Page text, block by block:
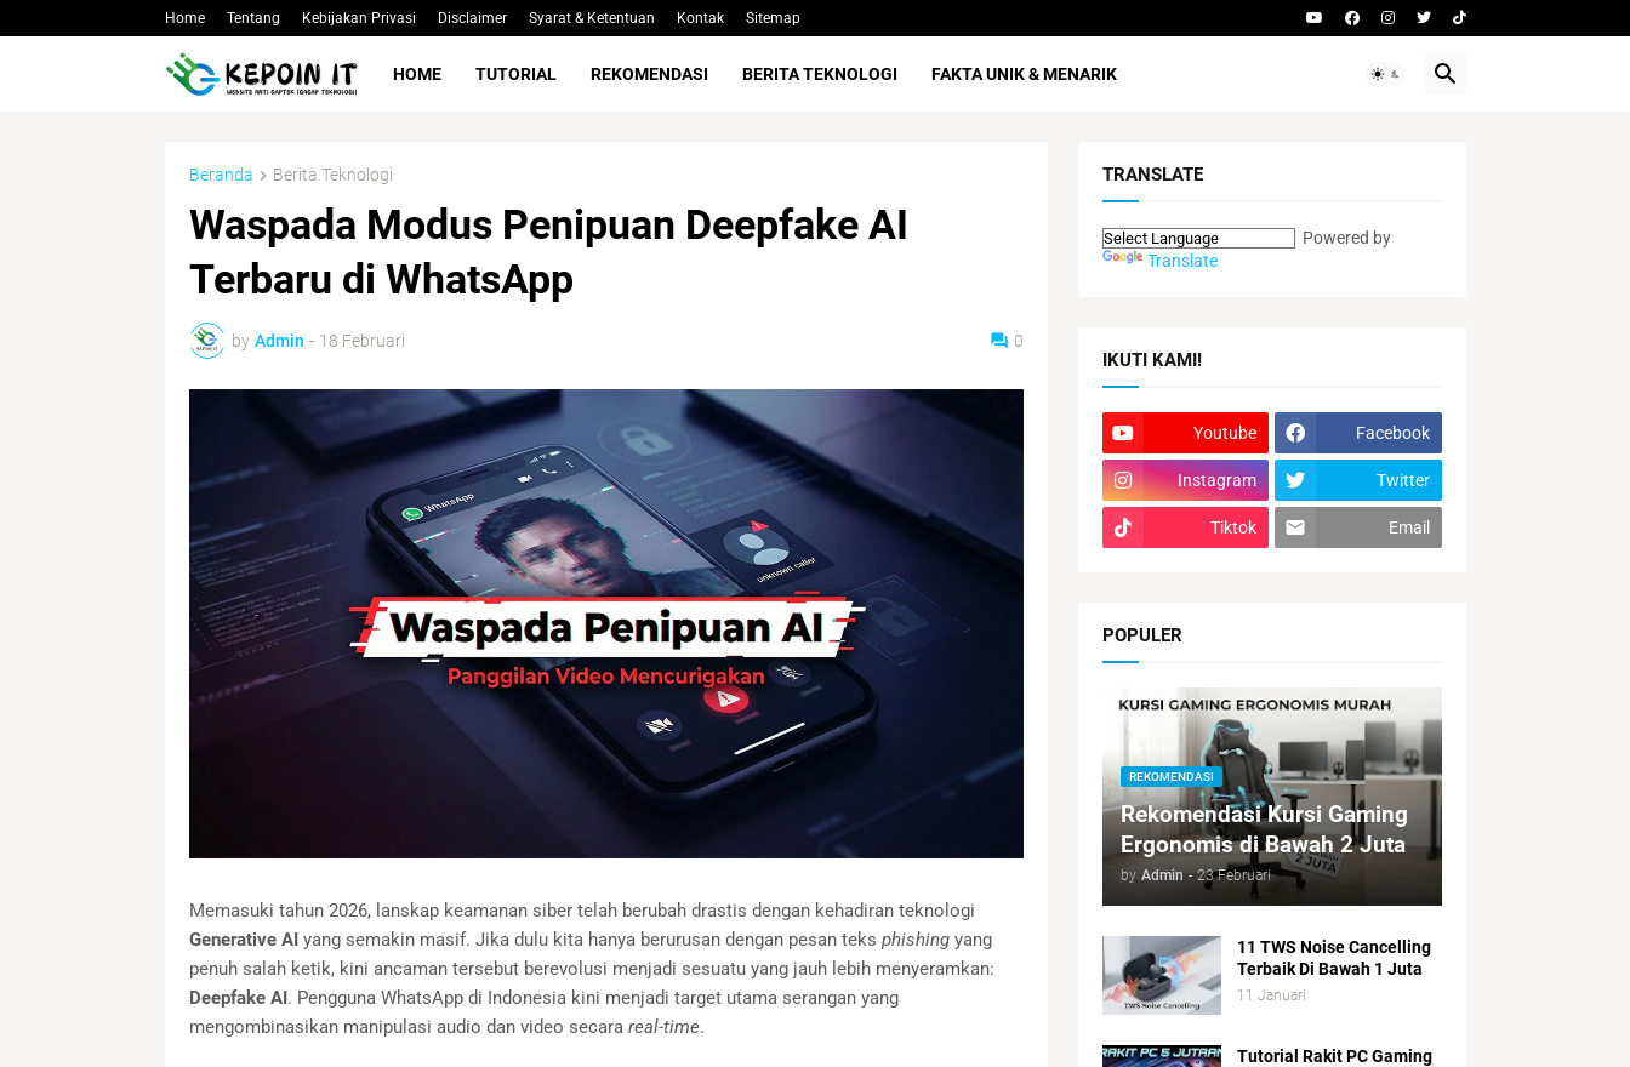
Home Tentang Kebijakan Privasi Disclaimer Syarat & Ketentuan Kontak Sitemap
HOME TUTORIAL REKOMENDASI BERITA TEKNOLOGI FAKTA UNIK & MENARIK
Beranda Berita Teknologi
Waspada Modus Penipuan Deepfake AI
Terbaru di WhatsApp
by Admin - 18 Februari 0
Memasuki tahun 2026, lanskap keamanan siber telah berubah drastis dengan kehadiran teknologi
Generative AIyang semakin masif. Jika dulu kita hanya berurusan dengan pesan teks phishingyang
penuh salah ketik, kini ancaman tersebut berevolusi menjadi sesuatu yang jauh lebih menyeramkan:
Deepfake AI. Pengguna WhatsApp di Indonesia kini menjadi target utama serangan yang
mengombinasikan manipulasi audio dan video secara real-time.
TRANSLATE
Powered by
Translate
IKUTI KAMI!
Youtube Facebook
Instagram Twitter
Tiktok Email
POPULER
REKOMENDASI
Rekomendasi Kursi Gaming
Ergonomis di Bawah 2 Juta
by Admin - 23 Februari
11 TWS Noise Cancelling
Terbaik Di Bawah 1 Juta
11 Januari
Tutorial Rakit PC Gaming